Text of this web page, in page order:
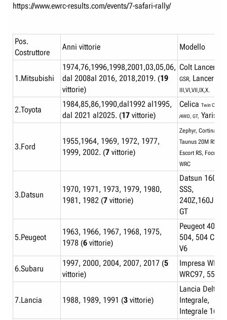
https://www.ewrc-results.com/events/7-safari-rally/
Pos.
Costruttore
Anni vittorie Modello
1.Mitsubishi
1974,76,1996,1998,2001,03,05,06,
dal 2008al 2016, 2018,2019. (19
vittorie)
Colt Lancer
GSR, Lancer Evo
III,VI,VII,IX,X.
2.Toyota
1984,85,86,1990,dal1992 al1995,
dal 2021 al2025. (17 vittorie)
Celica Twin Cam
/4WD, GT, Yaris
3.Ford
1955,1964, 1969, 1972, 1977,
1999, 2002. (7 vittorie)
Zephyr, Cortina GT,
Taunus 20M RS,
Escort RS, Focus RS
WRC
3.Datsun
1970, 1971, 1973, 1979, 1980,
1981, 1982 (7 vittorie)
Datsun 1600
SSS,
GT
5.Peugeot
1963, 1966, 1967, 1968, 1975,
1978 (6 vittorie)
Peugeot 404,
504, 504
V6
6.Subaru
1997, 2000, 2004, 2007, 2017 (5
vittorie)
Impresa
WRC97, 555,
7.Lancia 1988, 1989, 1991 (3 vittorie)
Lancia Delta
Integrale,
Integrale 16V